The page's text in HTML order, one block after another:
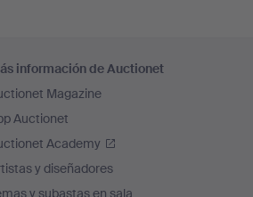
información de Auctionet
Magazine
Auctionet
Academy
y diseñadores
y subastas en sala